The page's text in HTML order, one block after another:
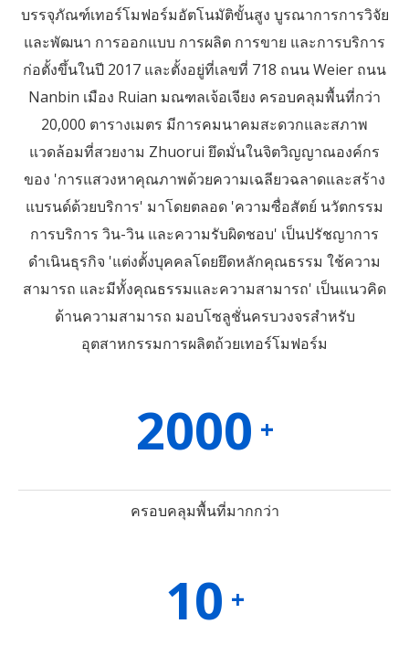
บรรจุภัณฑ์เทอร์โมฟอร์มอัตโนมัติขั้นสูง บูรณาการการวิจัย
และพัฒนา การออกแบบ การผลิต การขาย และการบริการ
ก่อตั้งขึ้นในปี 2017 และตั้งอยู่ที่เลขที่ 718 ถนน Weier ถนน
Nanbin เมือง Ruian มณฑลเจ้อเจียง ครอบคลุมพื้นที่กว่า
20,000 ตารางเมตร มีการคมนาคมสะดวกและสภาพ
แวดล้อมที่สวยงาม Zhuorui ยึดมั่นในจิตวิญญาณองค์กร
ของ 'การแสวงหาคุณภาพด้วยความเฉลียวฉลาดและสร้าง
แบรนด์ด้วยบริการ' มาโดยตลอด 'ความซื่อสัตย์ นวัตกรรม
การบริการ วิน-วิน และความรับผิดชอบ' เป็นปรัชญาการ
ดำเนินธุรกิจ 'แต่งตั้งบุคคลโดยยึดหลักคุณธรรม ใช้ความ
สามารถ และมีทั้งคุณธรรมและความสามารถ' เป็นแนวคิด
ด้านความสามารถ มอบโซลูชั่นครบวงจรสำหรับ
อุตสาหกรรมการผลิตถ้วยเทอร์โมฟอร์ม
2000 +
ครอบคลุมพื้นที่มากกว่า
10 +